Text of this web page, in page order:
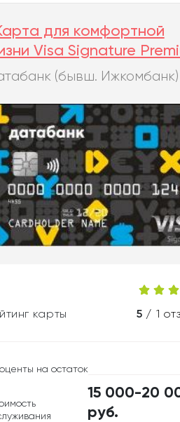
для комфортной
Visa Signature
(бывш. Ижкомбанк)
карты 5 / 1
на остаток
15 000-20
руб.